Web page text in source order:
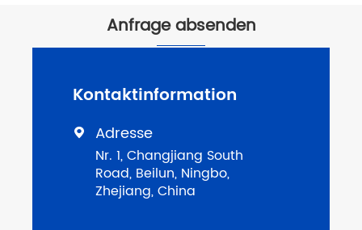
Anfrage absenden
Kontaktinformation
 Adresse
Nr. 1, Changjiang South
Road, Beilun, Ningbo,
Zhejiang, China